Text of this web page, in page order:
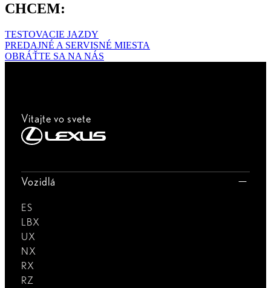
CHCEM:
TESTOVACIE JAZDY
PREDAJNÉ A SERVISNÉ MIESTA
OBRÁŤTE SA NA NÁS
Vitajte vo svete
Vozidlá
ES
LBX
UX
NX
RX
RZ